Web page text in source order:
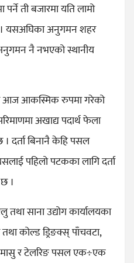
पर्ने ती बजारमा यति लामो
यसअघिका अनुगमन शहर
नै नभएको स्थानीय
आज आकस्मिक रुपमा गरेको
अखाद्य पदार्थ फेला
दर्ता बिनानै केहि पसल
पहिलो पटकका लागि दर्ता
।
साना उद्योग कार्यालयका
कोल्ड ड्रिङक्स् पाँचवटा,
मासु र टेलरिङ पसल एक÷एक